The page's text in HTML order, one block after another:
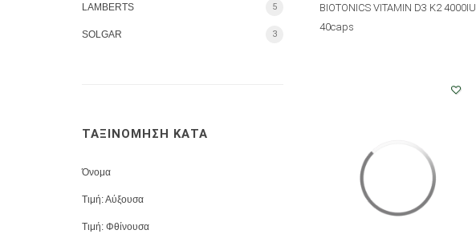
LAMBERTS 5
SOLGAR 3
ΤΑΞΙΝΟΜΗΣΗ ΚΑΤΑ
Όνομα
Τιμή: Αύξουσα
Τιμή: Φθίνουσα
BIOTONICS VITAMIN D3 K2 4000IU
40caps